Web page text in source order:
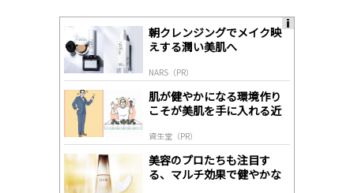
朝クレンジングでメイク映
えする潤い美肌へ
NARS（PR）
肌が健やかになる環境作り
こそが美肌を手に入れる近
資生堂（PR）
美容のプロたちも注目す
る、マルチ効果で健やかな